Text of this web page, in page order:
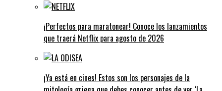
¡Perfectos para maratonear! Conoce los lanzamientos
que traerá Netflix para agosto de 2026
¡Ya está en cines! Estos son los personajes de la